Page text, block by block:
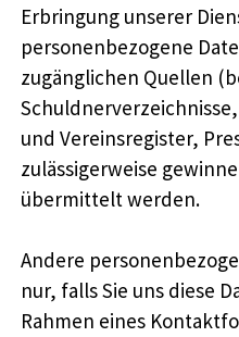
Erbringung unserer
personenbezogene
zugänglichen Quellen
und Vereinsregister,
zulässigerweise
übermittelt werden.
Andere
nur, falls Sie uns diese
Rahmen eines